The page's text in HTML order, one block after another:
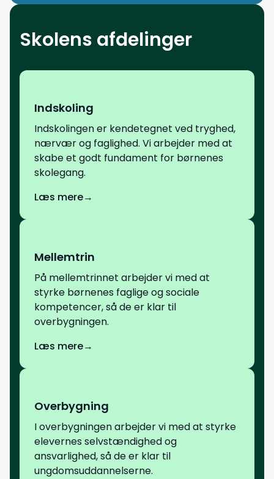
Skolens afdelinger
Indskoling
Indskolingen er kendetegnet ved tryghed,
nærvær og faglighed. Vi arbejder med at
skabe et godt fundament for børnenes
skolegang.
Læs mere→
Mellemtrin
På mellemtrinnet arbejder vi med at
styrke børnenes faglige og sociale
kompetencer, så de er klar til
overbygningen.
Læs mere→
Overbygning
I overbygningen arbejder vi med at styrke
elevernes selvstændighed og
ansvarlighed, så de er klar til
ungdomsuddannelserne.